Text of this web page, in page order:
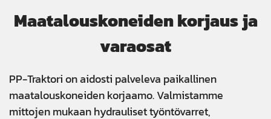
Maatalouskoneiden korjaus ja
varaosat
PP-Traktori on aidosti palveleva paikallinen
maatalouskoneiden korjaamo. Valmistamme
mittojen mukaan hydrauliset työntövarret,